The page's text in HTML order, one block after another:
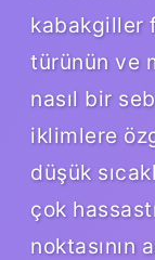
kabakgiller
türünün ve
nasıl bir
iklimlere
düşük
çok
noktasının